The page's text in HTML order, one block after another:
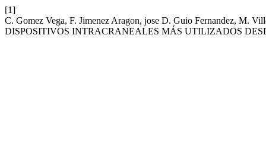
[1]
C. Gomez Vega, F. Jimenez Aragon, jose D. Guio Fernandez, M.
DISPOSITIVOS INTRACRANEALES MÁS UTILIZADOS